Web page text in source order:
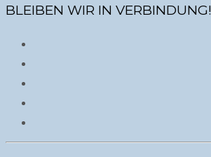
BLEIBEN WIR IN VERBINDUNG!